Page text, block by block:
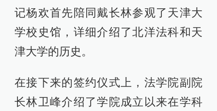
记杨欢首先陪同戴长林参观了天津大
学校史馆，详细介绍了北洋法科和天
津大学的历史。
在接下来的签约仪式上，法学院副院
长林卫峰介绍了学院成立以来在学科